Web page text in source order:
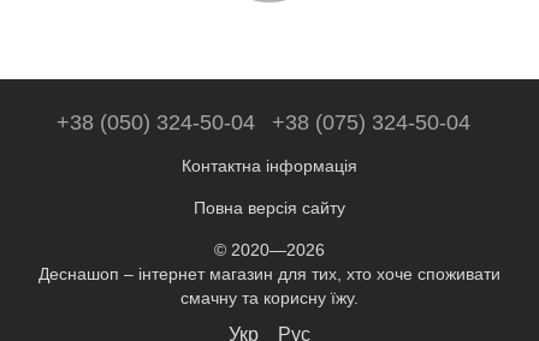
+38 (050) 324-50-04 +38 (075) 324-50-04
Контактна інформація
Повна версія сайту
© 2020—2026
Деснашоп – інтернет магазин для тих, хто хоче споживати
смачну та корисну їжу.
Укр Рус